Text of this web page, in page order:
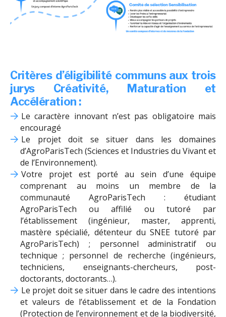
Critères d’éligibilité communs aux trois
jurys Créativité, Maturation et
Accélération :
Le caractère innovant n’est pas obligatoire mais
encouragé
Le projet doit se situer dans les domaines
d’AgroParisTech (Sciences et Industries du Vivant et
de l’Environnement).
Votre projet est porté au sein d’une équipe
comprenant au moins un membre de la
communauté AgroParisTech : étudiant
AgroParisTech ou affilié ou tutoré par
l’établissement (ingénieur, master, apprenti,
mastère spécialié, détenteur du SNEE tutoré par
AgroParisTech) ; personnel administratif ou
technique ; personnel de recherche (ingénieurs,
techniciens, enseignants-chercheurs, post-
doctorants, doctorants…).
Le projet doit se situer dans le cadre des intentions
et valeurs de l’établissement et de la Fondation
(Protection de l’environnement et de la biodiversité,